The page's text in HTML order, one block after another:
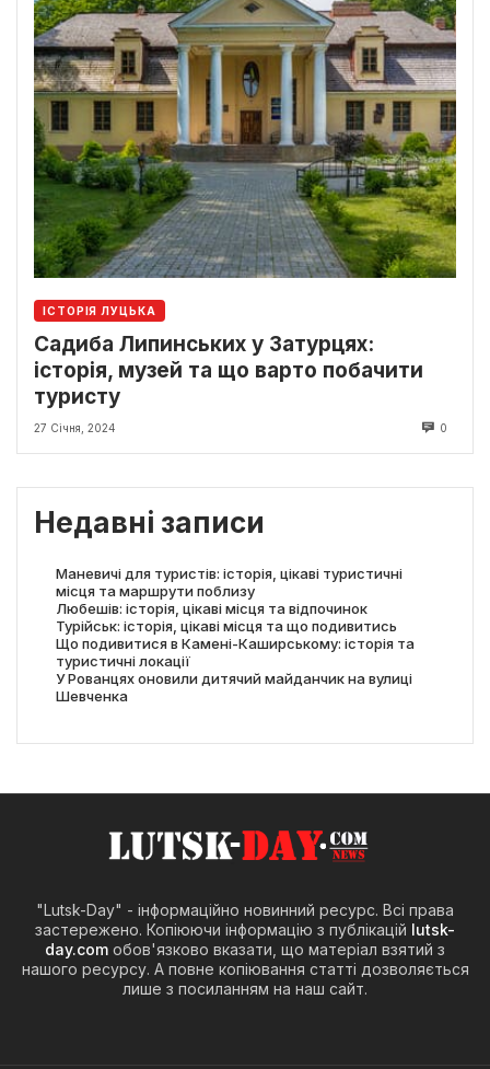
ІСТОРІЯ ЛУЦЬКА
Садиба Липинських у Затурцях:
історія, музей та що варто побачити
туристу
27 Січня, 2024 0
Недавні записи
Маневичі для туристів: історія, цікаві туристичні
місця та маршрути поблизу
Любешів: історія, цікаві місця та відпочинок
Турійськ: історія, цікаві місця та що подивитись
Що подивитися в Камені-Каширському: історія та
туристичні локації
У Рованцях оновили дитячий майданчик на вулиці
Шевченка
"Lutsk-Day" - інформаційно новинний ресурс. Всі права
застережено. Копіюючи інформацію з публікацій lutsk-
day.com обов'язково вказати, що матеріал взятий з
нашого ресурсу. А повне копіювання статті дозволяється
лише з посиланням на наш сайт.